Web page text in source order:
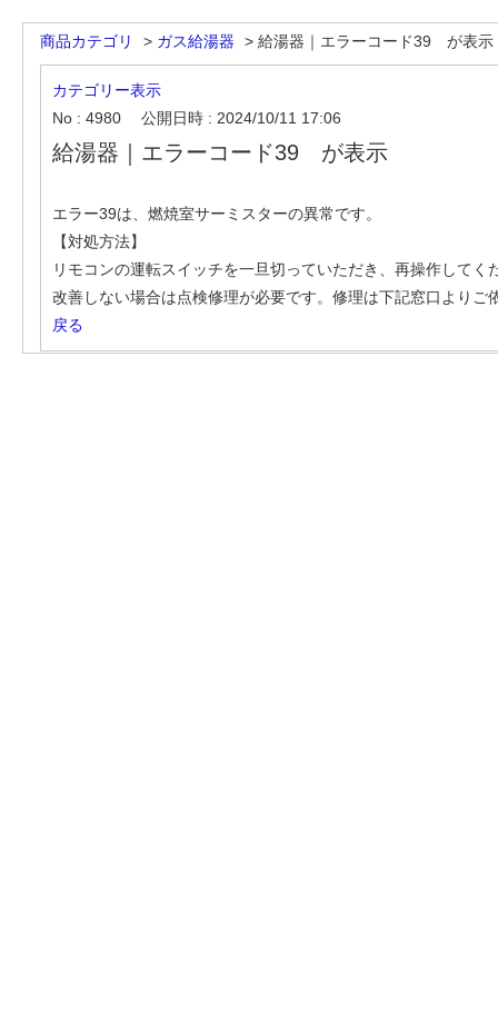
商品カテゴリ > ガス給湯器 > 給湯器｜エラーコード39 が表示
カテゴリー表示
No : 4980
公開日時 : 2024/10/11 17:06
給湯器｜エラーコード39 が表示
エラー39は、燃焼室サーミスターの異常です。
【対処方法】
リモコンの運転スイッチを一旦切っていただき、再操作してく
改善しない場合は点検修理が必要です。修理は下記窓口よりご
戻る